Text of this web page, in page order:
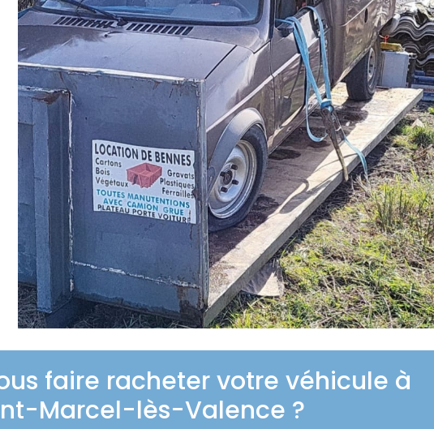
faire racheter votre véhicule à
Marcel-lès-Valence ?